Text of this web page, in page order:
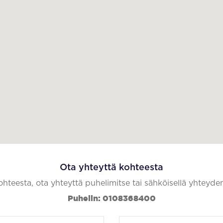
Ota yhteyttä kohteesta
ota yhteyttä puhelimitse tai sähköisellä
Puhelin: 0108368400